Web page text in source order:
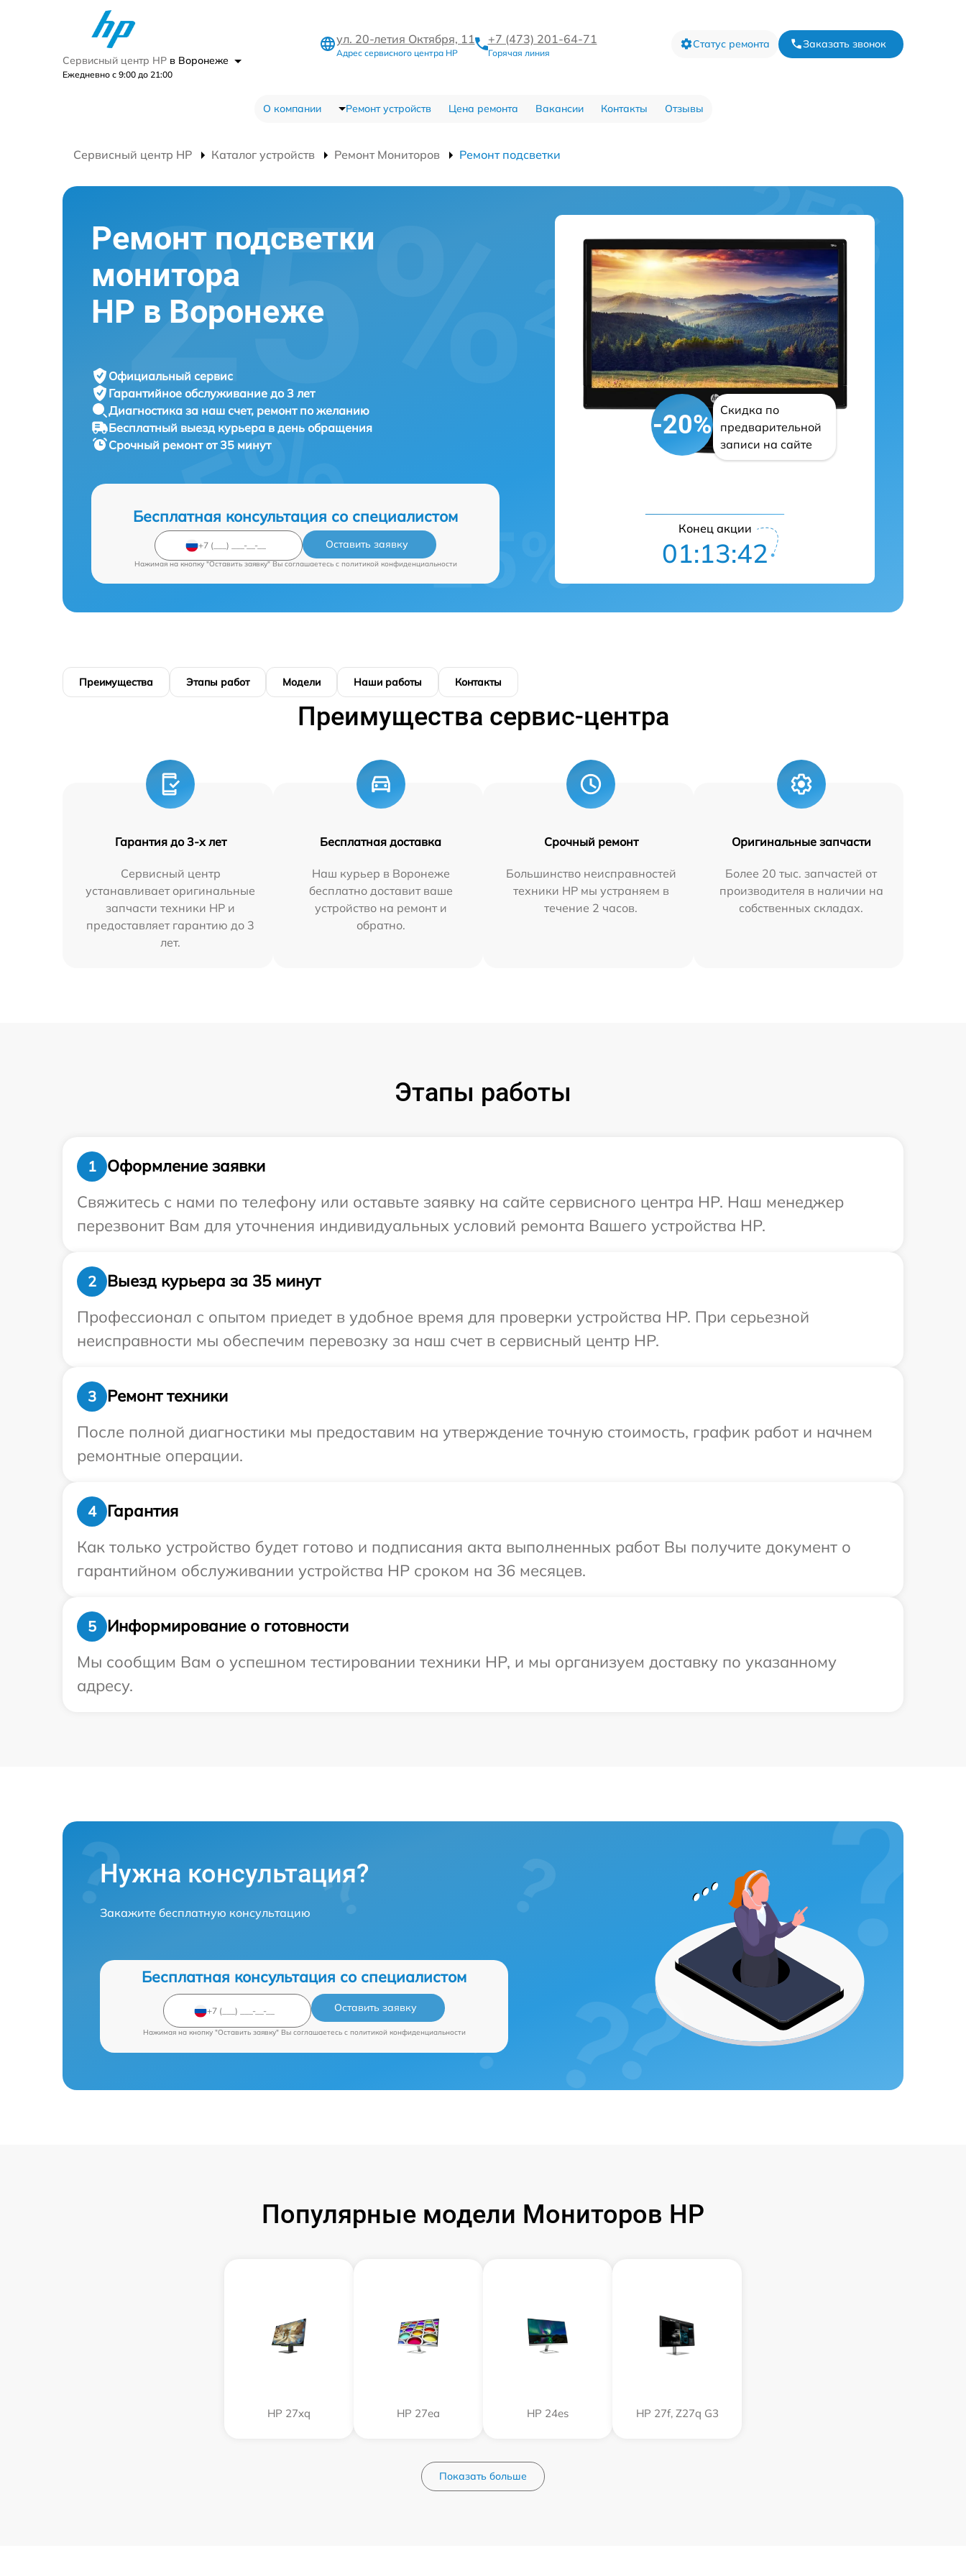
Сервисный центр HP в Воронеже
Ежедневно с 9:00 до 21:00
ул. 20-летия Октября, 11
Адрес сервисного центра HP
+7 (473) 201-64-71
Горячая линия
Статус ремонта Заказать звонок
О компании Ремонт устройств Цена ремонта Вакансии Контакты Отзывы
Сервисный центр HP Каталог устройств Ремонт Мониторов Ремонт подсветки
Ремонт подсветки
монитора
HP в Воронеже
Официальный сервис
Гарантийное обслуживание до 3 лет
Диагностика за наш счет, ремонт по желанию
Бесплатный выезд курьера в день обращения
Срочный ремонтот 35 минут
Бесплатная консультация со специалистом
Оставить заявку
Нажимая на кнопку "Оставить заявку" Вы соглашаетесь c политикой конфиденциальности
-20%
Скидка по
предварительной
записи на сайте
Конец акции
01:13:41
Преимущества Этапы работ Модели Наши работы Контакты
Преимущества сервис-центра
Гарантия до 3-х лет
Сервисный центр
устанавливает оригинальные
запчасти техники HP и
предоставляет гарантию до 3
лет.
Бесплатная доставка
Наш курьер в Воронеже
бесплатно доставит ваше
устройство на ремонт и
обратно.
Срочный ремонт
Большинство неисправностей
техники HP мы устраняем в
течение 2 часов.
Оригинальные запчасти
Более 20 тыс. запчастей от
производителя в наличии на
собственных складах.
Этапы работы
1
Оформление заявки
Свяжитесь с нами по телефону или оставьте заявку на сайте сервисного центра HP. Наш менеджер
перезвонит Вам для уточнения индивидуальных условий ремонта Вашего устройства HP.
2
Выезд курьера за 35 минут
Профессионал с опытом приедет в удобное время для проверки устройства HP. При серьезной
неисправности мы обеспечим перевозку за наш счет в сервисный центр HP.
3
Ремонт техники
После полной диагностики мы предоставим на утверждение точную стоимость, график работ и начнем
ремонтные операции.
4
Гарантия
Как только устройство будет готово и подписания акта выполненных работ Вы получите документ о
гарантийном обслуживании устройства HP сроком на 36 месяцев.
5
Информирование о готовности
Мы сообщим Вам о успешном тестировании техники HP, и мы организуем доставку по указанному
адресу.
Нужна консультация?
Закажите бесплатную консультацию
Бесплатная консультация со специалистом
Оставить заявку
Нажимая на кнопку "Оставить заявку" Вы соглашаетесь c политикой конфиденциальности
Популярные модели Мониторов HP
HP 27xq HP 27ea HP 24es HP 27f, Z27q G3
Показать больше